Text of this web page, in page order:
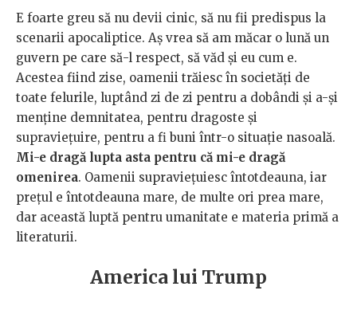
E foarte greu să nu devii cinic, să nu fii predispus la
scenarii apocaliptice. Aș vrea să am măcar o lună un
guvern pe care să-l respect, să văd și eu cum e.
Acestea fiind zise, oamenii trăiesc în societăți de
toate felurile, luptând zi de zi pentru a dobândi și a-și
menține demnitatea, pentru dragoste și
supraviețuire, pentru a fi buni într-o situație nasoală.
Mi-e dragă lupta asta pentru că mi-e dragă
omenirea. Oamenii supraviețuiesc întotdeauna, iar
prețul e întotdeauna mare, de multe ori prea mare,
dar această luptă pentru umanitate e materia primă a
literaturii.
America lui Trump